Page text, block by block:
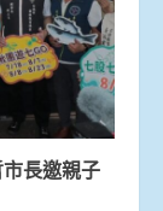
長邀親子